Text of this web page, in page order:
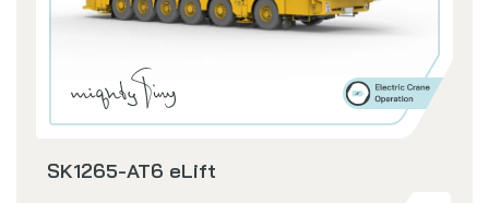
SK1265-AT6 eLift